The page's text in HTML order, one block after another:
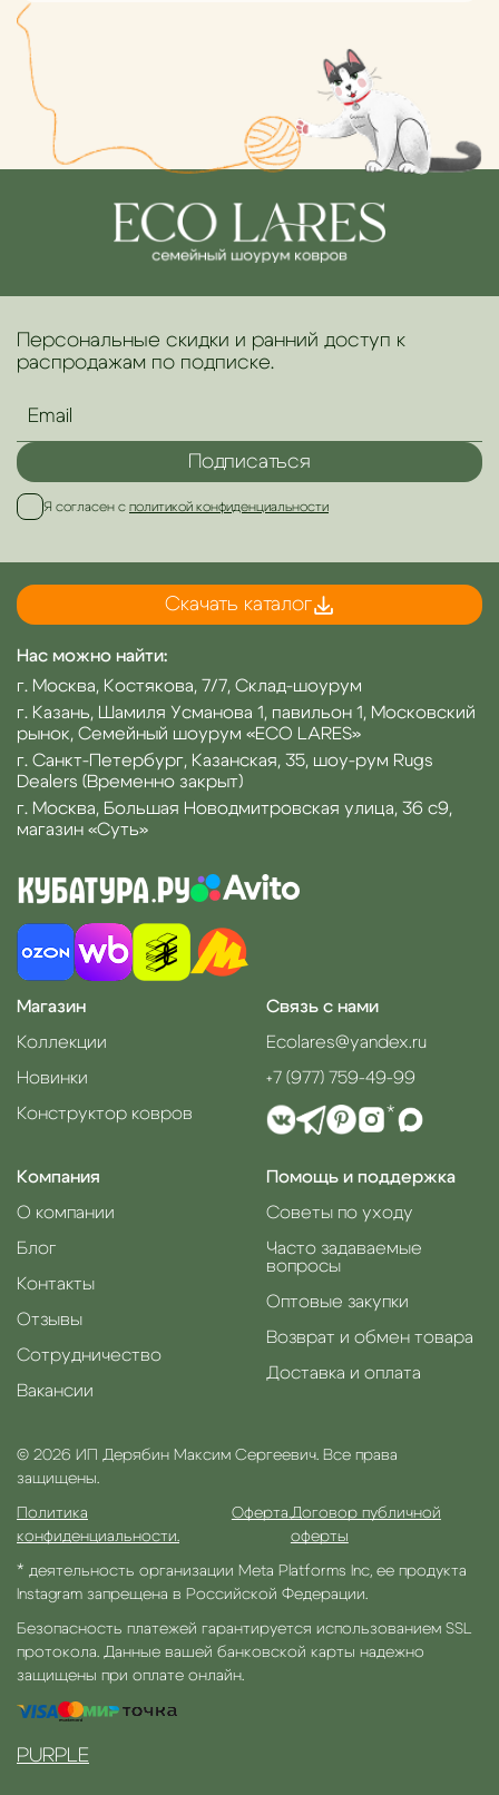
Персональные скидки и ранний доступ к
распродажам по подписке.
Подписаться
Я согласен с политикой конфиденциальности
Скачать каталог
Нас можно найти:
г. Москва, Костякова, 7/7, Склад-шоурум
г. Казань, Шамиля Усманова 1, павильон 1, Московский
рынок, Семейный шоурум «ECO LARES»
г. Санкт-Петербург, Казанская, 35, шоу-рум Rugs
Dealers (Временно закрыт)
г. Москва, Большая Новодмитровская улица, 36 с9,
магазин «Суть»
Магазин
Коллекции
Новинки
Конструктор ковров
Компания
О компании
Блог
Контакты
Отзывы
Сотрудничество
Вакансии
Помощь и поддержка
Советы по уходу
Часто задаваемые
вопросы
Оптовые закупки
Возврат и обмен товара
Доставка и оплата
Связь с нами
Ecolares@yandex.ru
+7 (977) 759-49-99
*
© 2026 ИП Дерябин Максим Сергеевич. Все права
защищены.
Политика
конфиденциальности.
Оферта.Договор публичной
оферты
* деятельность организации Meta Platforms Inc, ее продукта
Instagram запрещена в Российской Федерации.
Безопасность платежей гарантируется использованием SSL
протокола. Данные вашей банковской карты надежно
защищены при оплате онлайн.
PURPLE